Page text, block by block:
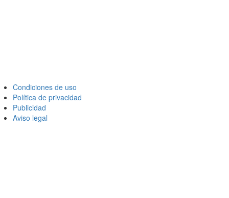
Condiciones de uso
Política de privacidad
Publicidad
Aviso legal